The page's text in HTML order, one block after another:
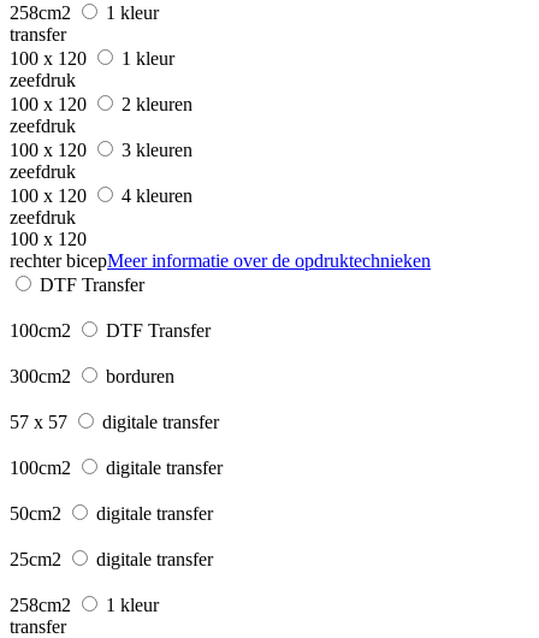
258cm2
1 kleur
transfer
100 x 120
1 kleur
zeefdruk
100 x 120
2 kleuren
zeefdruk
100 x 120
3 kleuren
zeefdruk
100 x 120
4 kleuren
zeefdruk
100 x 120
rechter bicepMeer informatie over de opdruktechnieken
DTF Transfer
100cm2 DTF Transfer
300cm2 borduren
57 x 57 digitale transfer
100cm2 digitale transfer
50cm2 digitale transfer
25cm2 digitale transfer
258cm2
1 kleur
transfer